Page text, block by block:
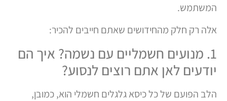
המשתמש.
אלה רק חלק מהחידושים שאתם חייבים להכיר:
1. מנועים חשמליים עם נשמה? איך הם
יודעים לאן אתם רוצים לנסוע?
הלב הפועם של כל כיסא גלגלים חשמלי הוא, כמובן,